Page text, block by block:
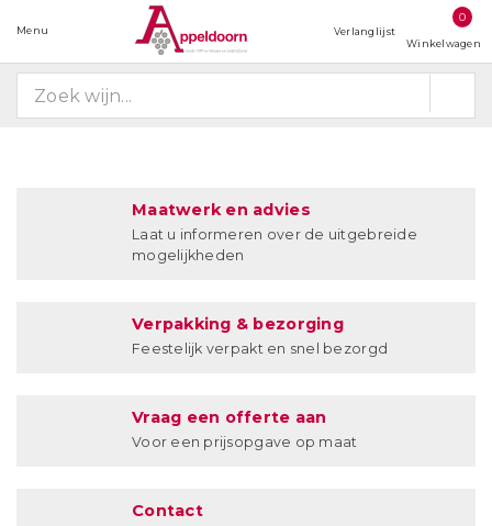
Menu Verlanglijst
0
Winkelwagen
Maatwerk en advies
Laat u informeren over de uitgebreide
mogelijkheden
Verpakking & bezorging
Feestelijk verpakt en snel bezorgd
Vraag een offerte aan
Voor een prijsopgave op maat
Contact